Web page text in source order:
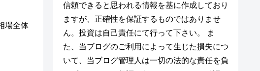
場全体
信頼できると思われる情報を基に作成しており
ますが、正確性を保証するものではありませ
ん。投資は自己責任にて行って下さい。 ま
た、当ブログのご利用によって生じた損失につ
いて、当ブログ管理人は一切の法的な責任を負